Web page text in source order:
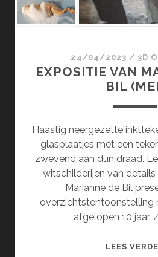
24/04/2023 /3D
EXPOSITIE VAN
BIL
Haastig neergezette
glasplaatjes met een
zwevend aan dun draad.
witschilderijen van details
Marianne de Bil
overzichtstentoonstelling
afgelopen 10 jaar.
LEES